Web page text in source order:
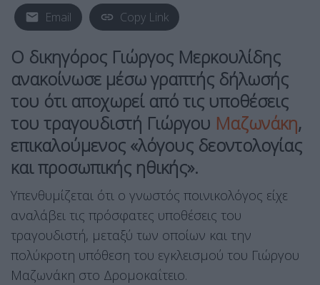
Email Copy Link
Ο δικηγόρος Γιώργος Μερκουλίδης
ανακοίνωσε μέσω γραπτής δήλωσής
του ότι αποχωρεί από τις υποθέσεις
του τραγουδιστή Γιώργου Μαζωνάκη,
επικαλούμενος «λόγους δεοντολογίας
και προσωπικής ηθικής».
Υπενθυμίζεται ότι ο γνωστός ποινικολόγος είχε
αναλάβει τις πρόσφατες υποθέσεις του
τραγουδιστή, μεταξύ των οποίων και την
πολύκροτη υπόθεση του εγκλεισμού του Γιώργου
Μαζωνάκη στο Δρομοκαΐτειο.